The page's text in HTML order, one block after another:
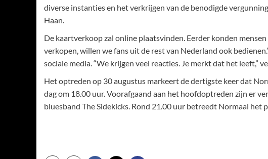
diverse instanties en het verkrijgen van de benodigde
Haan.
De kaartverkoop zal online plaatsvinden. Eerder konden
verkopen, willen we fans uit de rest van Nederland ook
sociale media. “We krijgen veel reacties. Je merkt dat het leeft,”
Het optreden op 30 augustus markeert de dertigste keer dat
dag om 18.00 uur. Voorafgaand aan het hoofdoptreden zijn er
bluesband The Sidekicks. Rond 21.00 uur betreedt Normaal het